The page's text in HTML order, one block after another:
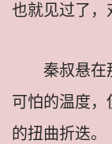
也就见过了，
秦叔悬在
可怕的温度，
的扭曲折迭。